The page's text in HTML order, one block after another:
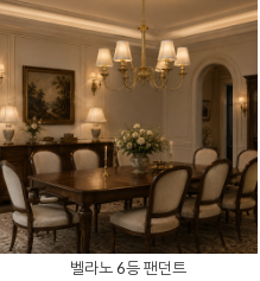
벨라노 6등 팬던트